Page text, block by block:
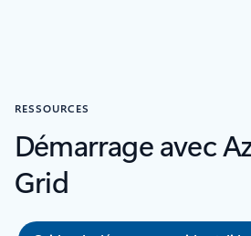
RESSOURCES
Démarrage avec
Grid